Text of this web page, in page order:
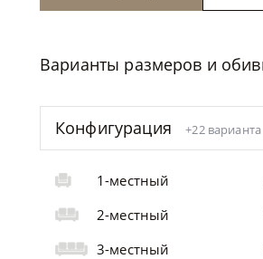
Варианты размеров и
Конфигурация+22 варианта
1-местный
2-местный
3-местный